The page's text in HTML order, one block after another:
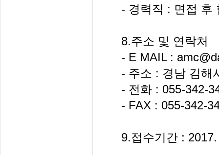
- 경력직 : 면접 후
8.주소 및 연락처
- E MAIL :
- 주소 : 경남 김해
- 전화 : 055-342-
- FAX : 055-342-
9.접수기간 :